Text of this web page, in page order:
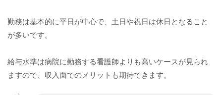
勤務は基本的に平日が中心で、土日や祝日は休日となること
が多いです。
給与水準は病院に勤務する看護師よりも高いケースが見られ
ますので、収入面でのメリットも期待できます。